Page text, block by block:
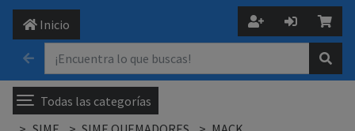
Inicio
Todas las categorías